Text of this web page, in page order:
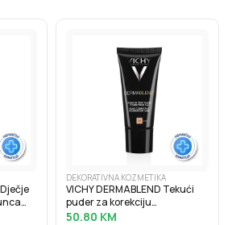
Dječje
DEKORATIVNA KOZMETIKA
VICHY DERMABLEND Tekući
puder za korekciju
neujednačene boje kože
50.80 KM